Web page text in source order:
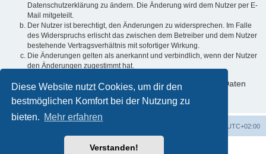
Diese Website nutzt Cookies, um dir den
bestmöglichen Komfort bei der Nutzung zu
bieten. Mehr erfahren
Verstanden!
Datenschutzerklärung zu ändern. Die Änderung wird dem Nutzer per E-
Mail mitgeteilt.
Der Nutzer ist berechtigt, den Änderungen zu widersprechen. Im Falle
des Widerspruchs erlischt das zwischen dem Betreiber und dem Nutzer
bestehende Vertragsverhältnis mit sofortiger Wirkung.
Die Änderungen gelten als anerkannt und verbindlich, wenn der Nutzer
den Änderungen zugestimmt hat.
Informationen über den Umgang mit deinen persönlichen Daten
sind in der Datenschutzerklärung enthalten.
UTC+02:00
Powered byphpBB® Forum Software © phpBB Limited